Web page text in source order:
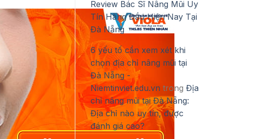
Review Bác Sĩ Nâng Mũi Uy
Tín Hàng Đầu Hiện Nay Tại
Đà Nẵng
6 yếu tố cần xem xét khi
chọn địa chỉ nâng mũi tại
Đà Nẵng -
Niemtinviet.edu.vntrong Địa
chỉ nâng mũi tại Đà Nẵng:
Địa chỉ nào uy tín, được
đánh giá cao?